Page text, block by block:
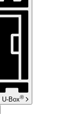
U-Box®